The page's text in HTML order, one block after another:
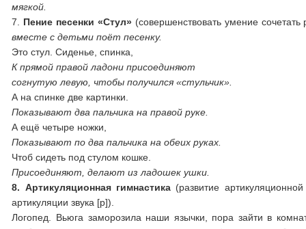
мягкой.
7. Пение песенки «Стул» (совершенствовать умение
вместе с детьми поёт песенку.
Это стул. Сиденье, спинка,
К прямой правой ладони присоединяют
согнутую левую, чтобы получился «стульчик».
А на спинке две картинки.
Показывают два пальчика на правойруке.
А ещё четыре ножки,
Показывают по два пальчика на обеихруках.
Чтоб сидеть под стулом кошке.
Присоединяют, делают из ладошекушки.
8. Артикуляционная гимнастика (развитие
артикуляции звука [р]).
Логопед. Вьюга заморозила наши язычки, пора зайти в